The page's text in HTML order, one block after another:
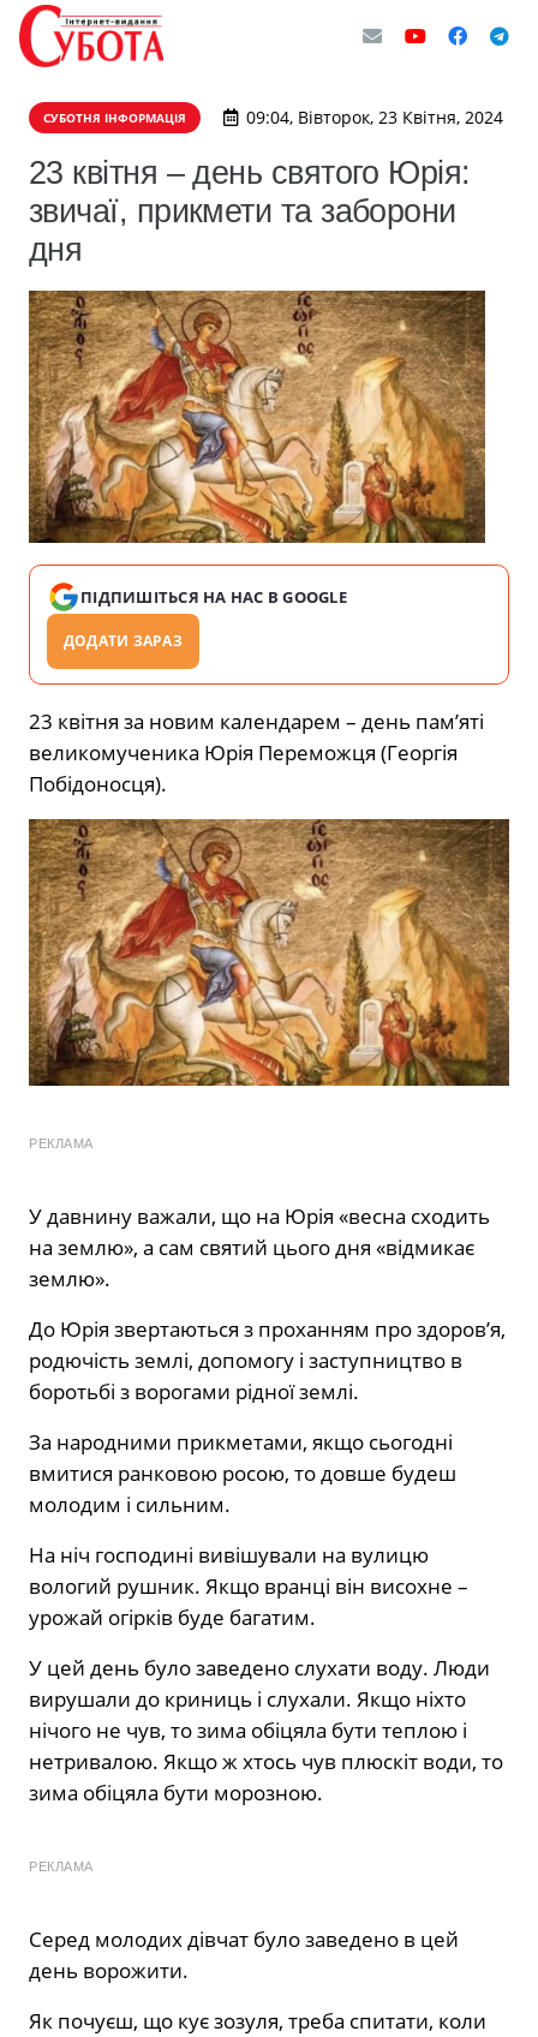
СУБОТНЯ ІНФОРМАЦІЯ 09:04, Вівторок, 23 Квітня, 2024
23 квітня – день святого Юрія:
звичаї, прикмети та заборони
дня
ПІДПИШІТЬСЯ НА НАС В GOOGLE
ДОДАТИ ЗАРАЗ
23 квітня за новим календарем – день пам’яті
великомученика Юрія Переможця (Георгія
Побідоносця).
РЕКЛАМА
У давнину важали, що на Юрія «весна сходить
на землю», а сам святий цього дня «відмикає
землю».
До Юрія звертаються з проханням про здоров’я,
родючість землі, допомогу і заступництво в
боротьбі з ворогами рідної землі.
За народними прикметами, якщо сьогодні
вмитися ранковою росою, то довше будеш
молодим і сильним.
На ніч господині вивішували на вулицю
вологий рушник. Якщо вранці він висохне –
урожай огірків буде багатим.
У цей день було заведено слухати воду. Люди
вирушали до криниць і слухали. Якщо ніхто
нічого не чув, то зима обіцяла бути теплою і
нетривалою. Якщо ж хтось чув плюскіт води, то
зима обіцяла бути морозною.
РЕКЛАМА
Серед молодих дівчат було заведено в цей
день ворожити.
Як почуєш, що кує зозуля, треба спитати, коли